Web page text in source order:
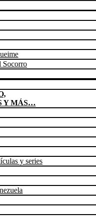
Socorro
Y MÁS…
y series